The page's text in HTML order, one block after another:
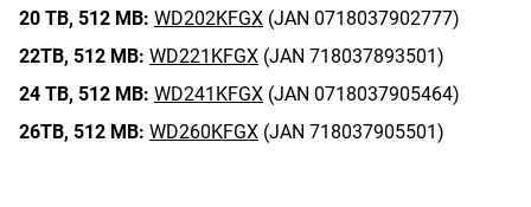
20 TB, 512 MB: WD202KFGX (JAN 0718037902777)
22TB, 512 MB: WD221KFGX (JAN 718037893501)
24 TB, 512 MB: WD241KFGX (JAN 0718037905464)
26TB, 512 MB: WD260KFGX (JAN 718037905501)